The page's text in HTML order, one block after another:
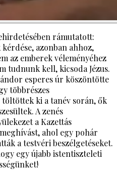
rámutatott:
azonban ahhoz,
az emberek véleményéhez
tudnunk kell, kicsoda Jézus.
esperes úr köszöntötte
többrészes
ki a tanév során, ők
A zenés
a Kazettás
ahol egy pohár
a testvéri beszélgetéseket.
egy újabb istentiszteleti